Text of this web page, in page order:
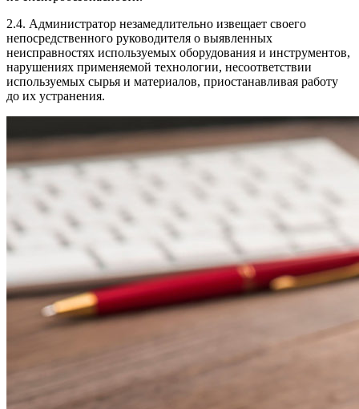
2.4. Администратор незамедлительно извещает своего
непосредственного руководителя о выявленных
неисправностях используемых оборудования и инструментов,
нарушениях применяемой технологии, несоответствии
используемых сырья и материалов, приостанавливая работу
до их устранения.